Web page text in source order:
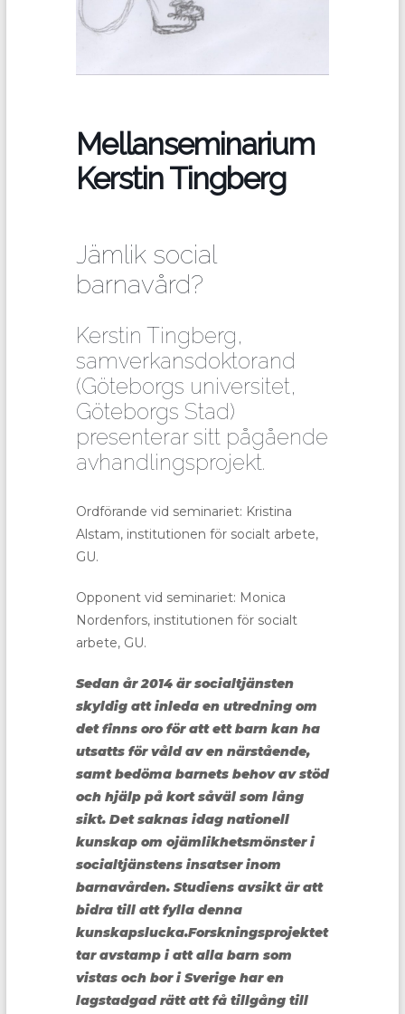
Mellanseminarium
Kerstin Tingberg
Jämlik social
barnavård?
Kerstin Tingberg,
samverkansdoktorand
(Göteborgs universitet,
Göteborgs Stad)
presenterar sitt pågående
avhandlingsprojekt.
Ordförande vid seminariet: Kristina
Alstam, institutionen för socialt arbete,
GU.
Opponent vid seminariet: Monica
Nordenfors, institutionen för socialt
arbete, GU.
Sedan år 2014 är socialtjänsten
skyldig att inleda en utredning om
det finns oro för att ett barn kan ha
utsatts för våld av en närstående,
samt bedöma barnets behov av stöd
och hjälp på kort såväl som lång
sikt. Det saknas idag nationell
kunskap om ojämlikhetsmönster i
socialtjänstens insatser inom
barnavården. Studiens avsikt är att
bidra till att fylla denna
kunskapslucka.Forskningsprojektet
tar avstamp i att alla barn som
vistas och bor i Sverige har en
lagstadgad rätt att få tillgång till